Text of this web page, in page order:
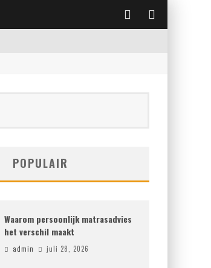
POPULAIR
Waarom persoonlijk matrasadvies
het verschil maakt
admin juli 28, 2026